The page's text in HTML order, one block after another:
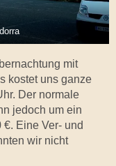
mit
kostet uns ganze
Der normale
jedoch um ein
€. Eine Ver- und
wir nicht